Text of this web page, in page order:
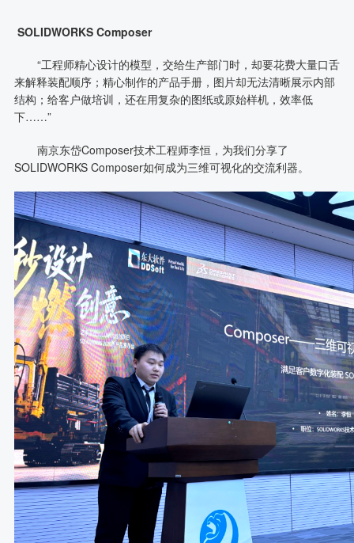
SOLIDWORKS Composer
“工程师精心设计的模型，交给生产部门时，却要花费大量口舌
来解释装配顺序；精心制作的产品手册，图片却无法清晰展示内部
结构；给客户做培训，还在用复杂的图纸或原始样机，效率低
下……”
南京东岱Composer技术工程师李恒，为我们分享了
SOLIDWORKS Composer如何成为三维可视化的交流利器。